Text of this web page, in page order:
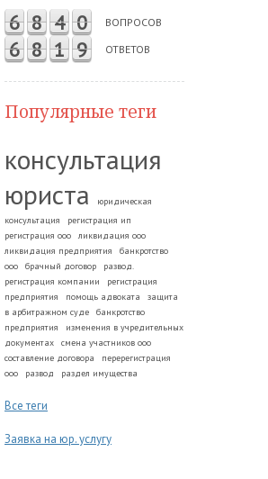
6 8 4 0 ВОПРОСОВ
6 8 1 9 ОТВЕТОВ
Популярные теги
консультация
юриста
юридическая
консультация
регистрация ип
регистрация ооо
ликвидация ооо
ликвидация предприятия
банкротство
ооо
брачный договор
развод.
регистрация компании
регистрация
предприятия
помощь адвоката
защита
в арбитражном суде
банкротство
предприятия
изменения в учредительных
документах
смена участников ооо
составление договора
перерегистрация
ооо
развод раздел имущества
Все теги
Заявка на юр. услугу